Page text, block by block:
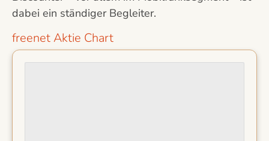
dabei ein ständiger Begleiter.
freenet Aktie Chart